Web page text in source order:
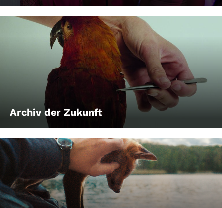
Archiv der Zukunft